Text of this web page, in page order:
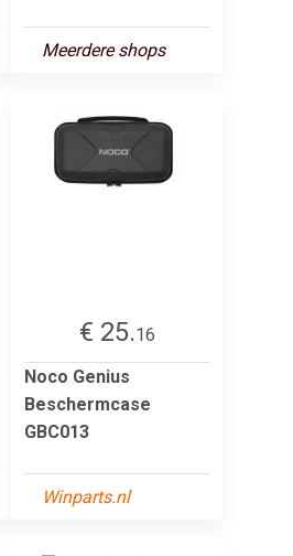
Meerdere shops
€ 25.16
Noco Genius
Beschermcase
GBC013
Winparts.nl